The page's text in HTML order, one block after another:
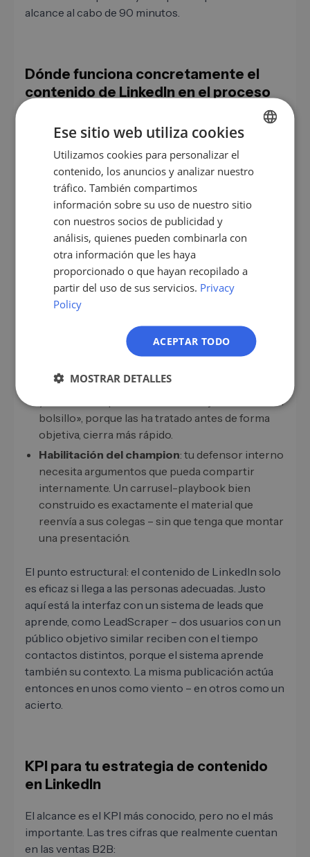
alcance al cabo de 90 minutos.
Dónde funciona concretamente el
contenido de LinkedIn en el proceso
El contenido en LinkedIn no es un fin en sí mismo –
debe apoyar el proceso de ventas. Tres conexiones
concretas que funcionan especialmente bien en
2026:
Calentamiento previo al outreach
escribir en frío a un contacto, debería haberte
visto ya tres veces en el feed. La investigación de
contactos con un sistema como
LeadScraper
ayuda a identificar de antemano los perfiles
relevantes – tu contenido actúa entonces sobre
personas a las que quieres llegar de forma
selectiva, no sobre tráfico casual.
Gestión previa de objeciones
: un carrusel que
conversaciones de ventas. Quien en las demos
ya tiene el 80 por ciento de las objeciones «en el
bolsillo», porque las ha tratado antes de forma
objetiva, cierra más rápido.
Habilitación del champion: tu defensor interno
necesita argumentos que pueda compartir
internamente. Un carrusel-playbook bien
construido es exactamente el material que
reenvía a sus colegas – sin que tenga que montar
una presentación.
El punto estructural: el contenido de LinkedIn solo
es eficaz si llega a las personas adecuadas. Justo
aquí está la interfaz con un sistema de leads que
aprende, como LeadScraper – dos usuarios con un
público objetivo similar reciben con el tiempo
contactos distintos, porque el sistema aprende
también su contexto. La misma publicación actúa
entonces en unos como viento – en otros como un
acierto.
KPI para tu estrategia de contenido
en LinkedIn
El alcance es el KPI más conocido, pero no el más
importante. Las tres cifras que realmente cuentan
en las ventas B2B:
GERMAN
EN
ES
NL
Ese sitio web utiliza cookies
Utilizamos cookies para personalizar el
contenido, los anuncios y analizar nuestro
tráfico. También compartimos
información sobre su uso de nuestro sitio
con nuestros socios de publicidad y
análisis, quienes pueden combinarla con
otra información que les haya
proporcionado o que hayan recopilado a
partir del uso de sus servicios. Privacy
Policy
ACEPTAR TODO
MOSTRAR DETALLES